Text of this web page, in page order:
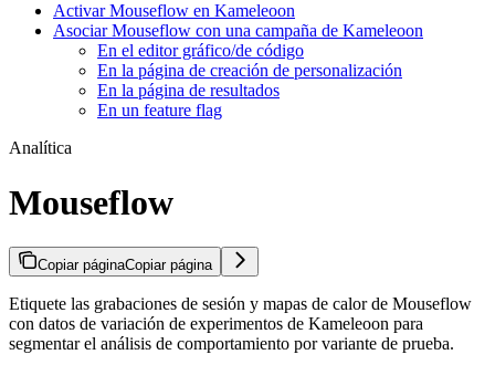
Activar Mouseflow en Kameleoon
Asociar Mouseflow con una campaña de Kameleoon
En el editor gráfico/de código
En la página de creación de personalización
En la página de resultados
En un feature flag
Analítica
Mouseflow
Copiar páginaCopiar página
Etiquete las grabaciones de sesión y mapas de calor de Mouseflow
con datos de variación de experimentos de Kameleoon para
segmentar el análisis de comportamiento por variante de prueba.